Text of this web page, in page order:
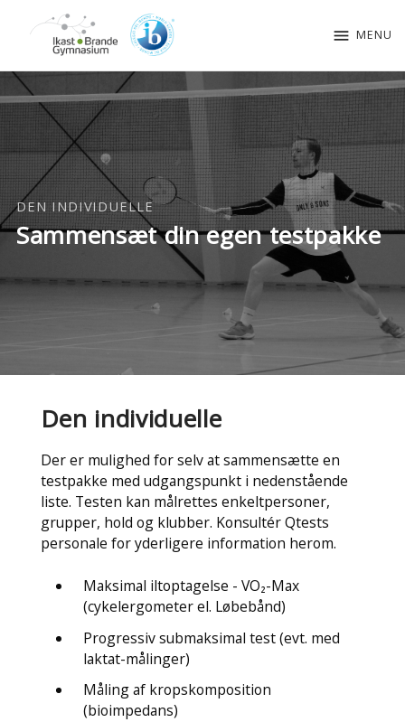
menu MENU
DEN INDIVIDUELLE
Sammensæt din egen testpakke
Den individuelle​
Der er mulighed for selv at sammensætte en
testpakke med udgangspunkt i nedenstående
liste. Testen kan målrettes enkeltpersoner,
grupper, hold og klubber. Konsultér Qtests
personale for yderligere information herom.
Maksimal iltoptagelse - VO₂-Max
(cykelergometer el. Løbebånd)
Progressiv submaksimal test (evt. med
laktat-målinger)
Måling af kropskomposition
(bioimpedans)